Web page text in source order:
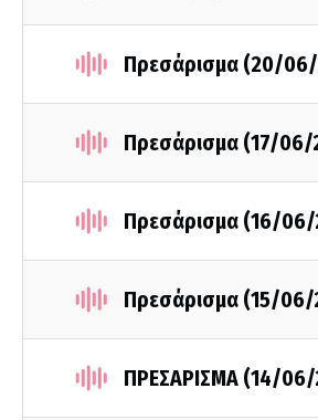
Πρεσάρισμα (20/
Πρεσάρισμα (17/06/
Πρεσάρισμα (16/
Πρεσάρισμα (15/06/
ΠΡΕΣΑΡΙΣΜΑ (14/